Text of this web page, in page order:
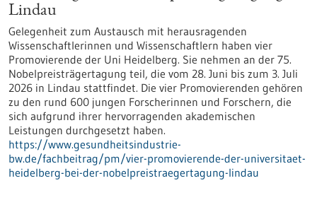
Lindau
Gelegenheit zum Austausch mit herausragenden
Wissenschaftlerinnen und Wissenschaftlern haben vier
Promovierende der Uni Heidelberg. Sie nehmen an der 75.
Nobelpreisträgertagung teil, die vom 28. Juni bis zum 3. Juli
2026 in Lindau stattfindet. Die vier Promovierenden gehören
zu den rund 600 jungen Forscherinnen und Forschern, die
sich aufgrund ihrer hervorragenden akademischen
Leistungen durchgesetzt haben.
https://www.gesundheitsindustrie-
bw.de/fachbeitrag/pm/vier-promovierende-der-universitaet-
heidelberg-bei-der-nobelpreistraegertagung-lindau